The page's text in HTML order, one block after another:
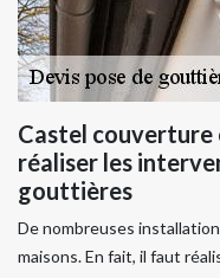
Castel couverture
réaliser les
gouttières
De nombreuses
maisons. En fait, il faut